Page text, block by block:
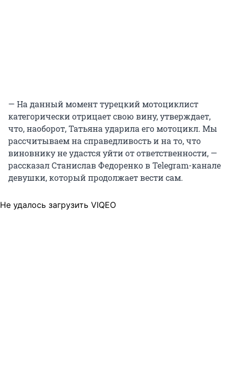
— На данный момент турецкий мотоциклист
категорически отрицает свою вину, утверждает,
что, наоборот, Татьяна ударила его мотоцикл. Мы
рассчитываем на справедливость и на то, что
виновнику не удастся уйти от ответственности, —
рассказал Станислав Федоренко в Telegram-канале
девушки, который продолжает вести сам.
Не удалось загрузить VIQEO